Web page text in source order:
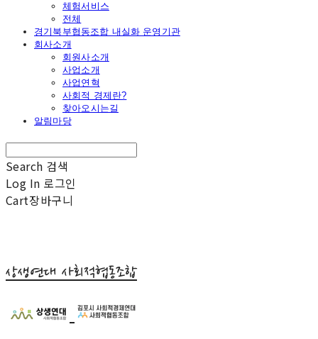
체험서비스
전체
경기북부협동조합 내실화 운영기관
회사소개
회원사소개
사업소개
사업연혁
사회적 경제란?
찾아오시는길
알림마당
Search 검색
Log In 로그인
Cart장바구니
상생연대 사회적협동조합